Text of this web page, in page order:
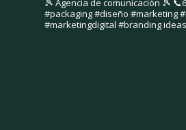
🎾 Agencia de comunicación 🎾
#packaging #diseño #marketing
#marketingdigital #branding